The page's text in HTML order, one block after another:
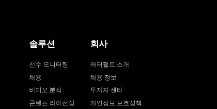
솔루션
선수 모니터링
채용
비디오 분석
콘텐츠 라이선싱
회사
캐터펄트 소개
채용 정보
투자자 센터
개인정보 보호정책